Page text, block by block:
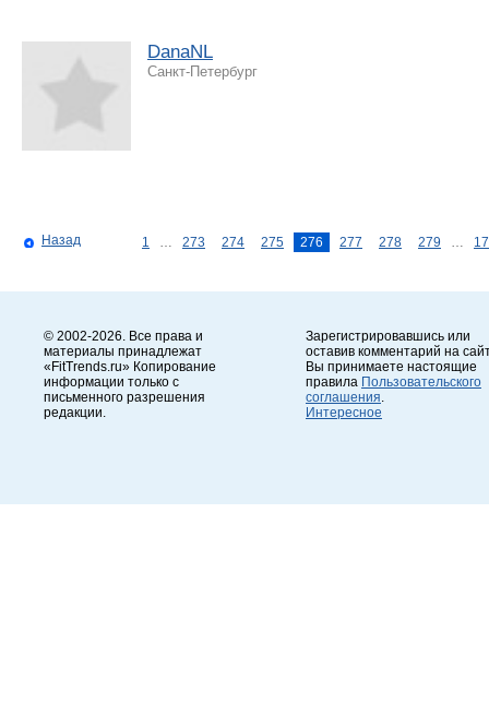
DanaNL
Санкт-Петербург
Назад 1 273 274 275 276 277 278 279
© 2002-2026. Все права и
материалы принадлежат
«FitTrends.ru» Копирование
информации только с
письменного разрешения
редакции.
Зарегистрировавшись или
оставив комментарий на
Вы принимаете настоящие
правила Пользовательского
соглашения
Интересное